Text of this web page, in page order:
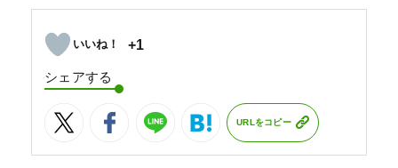
+1
シェアする
URLをコピー